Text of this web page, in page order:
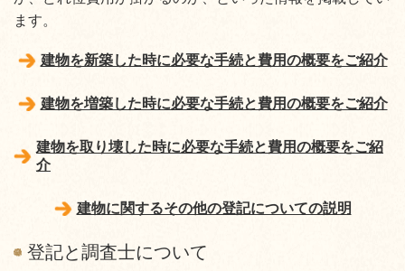
ます。
建物を新築した時に必要な手続と費用の概要をご紹介
建物を増築した時に必要な手続と費用の概要をご紹介
建物を取り壊した時に必要な手続と費用の概要をご紹
介
建物に関するその他の登記についての説明
登記と調査士について